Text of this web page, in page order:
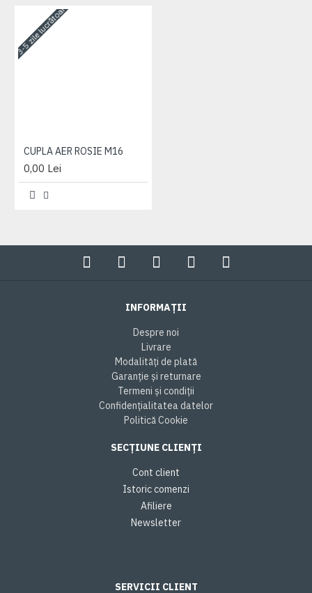
3-5 zile lucrătoare
CUPLA AER ROSIE M16
0,00 Lei
INFORMAȚII
Despre noi
Livrare
Modalități de plată
Garanție și returnare
Termeni și condiții
Confidențialitatea datelor
Politică Cookie
SECȚIUNE CLIENȚI
Cont client
Istoric comenzi
Afiliere
Newsletter
SERVICII CLIENT